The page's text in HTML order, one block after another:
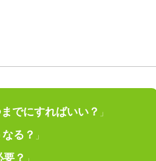
でにすればいい？ 」
る？ 」
？ 」